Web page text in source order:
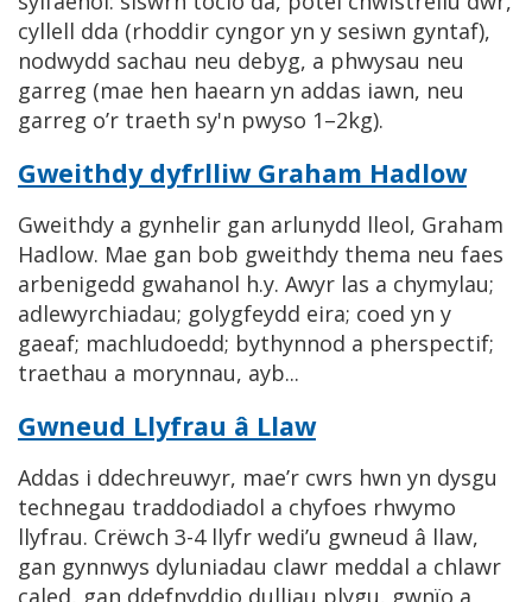
cyllell dda (rhoddir cyngor yn y sesiwn gyntaf),
nodwydd sachau neu debyg, a phwysau neu
garreg (mae hen haearn yn addas iawn, neu
garreg o’r traeth sy'n pwyso 1–2kg).
Gweithdy dyfrlliw Graham Hadlow
Gweithdy a gynhelir gan arlunydd lleol, Graham
Hadlow. Mae gan bob gweithdy thema neu faes
arbenigedd gwahanol h.y. Awyr las a chymylau;
adlewyrchiadau; golygfeydd eira; coed yn y
gaeaf; machludoedd; bythynnod a pherspectif;
traethau a morynnau, ayb...
Gwneud Llyfrau â Llaw
Addas i ddechreuwyr, mae’r cwrs hwn yn dysgu
technegau traddodiadol a chyfoes rhwymo
llyfrau. Crëwch 3-4 llyfr wedi’u gwneud â llaw,
gan gynnwys dyluniadau clawr meddal a chlawr
caled, gan ddefnyddio dulliau plygu, gwnïo a